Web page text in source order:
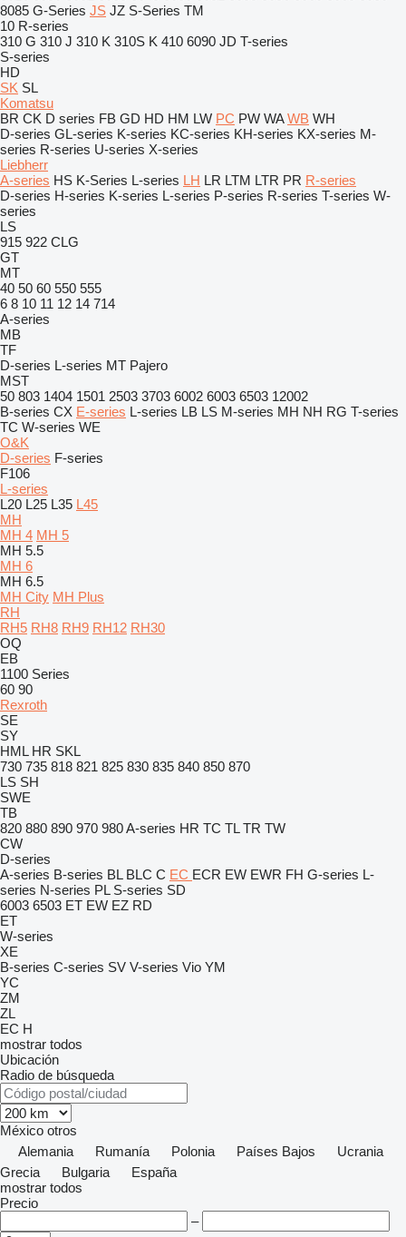
8085 G-Series JS JZ S-Series TM
10 R-series
310 G 310 J 310 K 310S K 410 6090 JD T-series
S-series
HD
SK SL
Komatsu
BR CK D series FB GD HD HM LW PC PW WA WB WH
D-series GL-series K-series KC-series KH-series KX-series M-
series R-series U-series X-series
Liebherr
A-series HS K-Series L-series LH LR LTM LTR PR R-series
D-series H-series K-series L-series P-series R-series T-series W-
series
LS
915 922 CLG
GT
MT
40 50 60 550 555
6 8 10 11 12 14 714
A-series
MB
TF
D-series L-series MT Pajero
MST
50 803 1404 1501 2503 3703 6002 6003 6503 12002
B-series CX E-series L-series LB LS M-series MH NH RG T-series
TC W-series WE
O&K
D-series F-series
F106
L-series
L20 L25 L35 L45
MH
MH 4 MH 5
MH 5.5
MH 6
MH 6.5
MH City MH Plus
RH
RH5 RH8 RH9 RH12 RH30
OQ
EB
1100 Series
60 90
Rexroth
SE
SY
HML HR SKL
730 735 818 821 825 830 835 840 850 870
LS SH
SWE
TB
820 880 890 970 980A-series HR TC TL TR TW
CW
D-series
A-series B-series BL BLC C EC ECR EW EWR FH G-series L-
series N-series PL S-series SD
6003 6503 ET EW EZ RD
ET
W-series
XE
B-series C-series SV V-series Vio YM
YC
ZM
ZL
EC H
mostrar todos
Ubicación
Radio de búsqueda
México otros
Alemania
Rumanía Polonia Países Bajos
Ucrania
Grecia
Bulgaria
España
mostrar todos
Precio
–